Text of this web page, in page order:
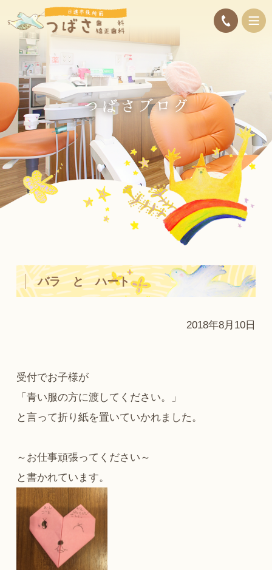
バラ と ハート
2018年8月10日
受付でお子様が
「青い服の方に渡してください。」
と言って折り紙を置いていかれました。
～お仕事頑張ってください～
と書かれています。